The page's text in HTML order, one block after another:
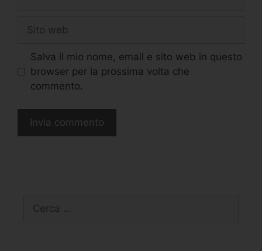
Salva il mio nome, email e sito web in questo
browser per la prossima volta che
commento.